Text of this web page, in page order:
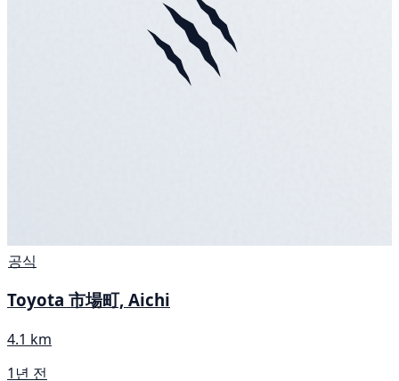
공식
Toyota 市場町, Aichi
4.1 km
1년 전